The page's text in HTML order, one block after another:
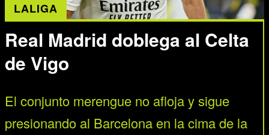
LALIGA
Real Madrid doblega al Celta
de Vigo
El conjunto merengue no afloja y sigue
presionando al Barcelona en la cima de la